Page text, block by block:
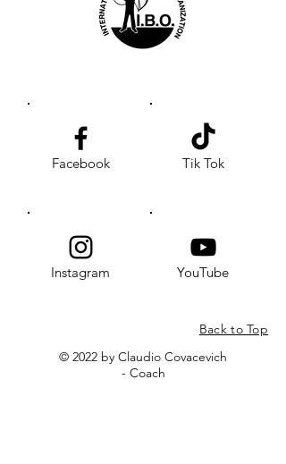
Facebook Tik Tok
Instagram YouTube
Back to Top
© 2022 by Claudio Covacevich
- Coach